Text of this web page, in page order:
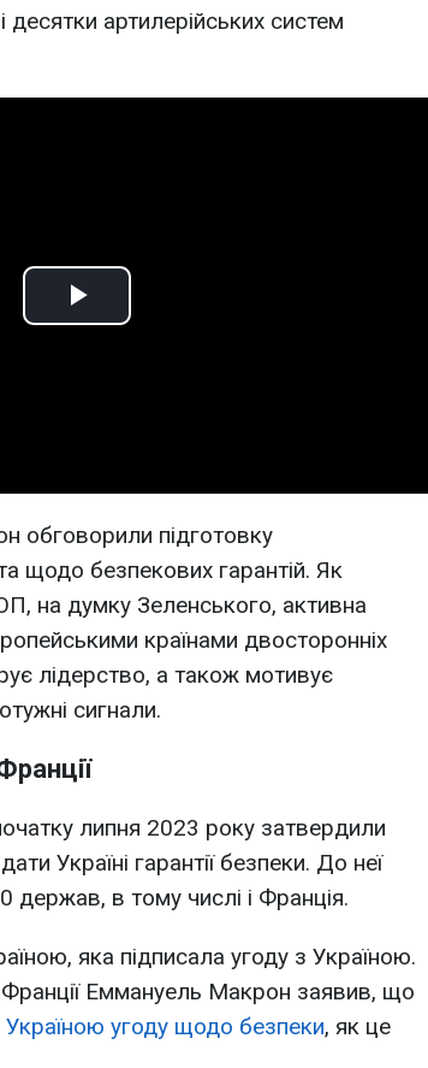
десятки артилерійських систем
Play
обговорили підготовку
щодо безпекових гарантій. Як
на думку Зеленського, активна
країнами двосторонніх
лідерство, а також мотивує
сигнали.
липня 2023 року затвердили
Україні гарантії безпеки. До неї
в тому числі і Франція.
яка підписала угоду з Україною.
Еммануель Макрон заявив, що
угоду щодо безпеки, як це